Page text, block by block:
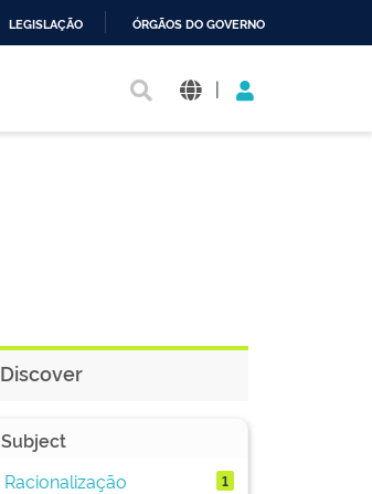
LEGISLAÇÃO ÓRGÃOS DO GOVERNO
|
Discover
Subject
Racionalização
1